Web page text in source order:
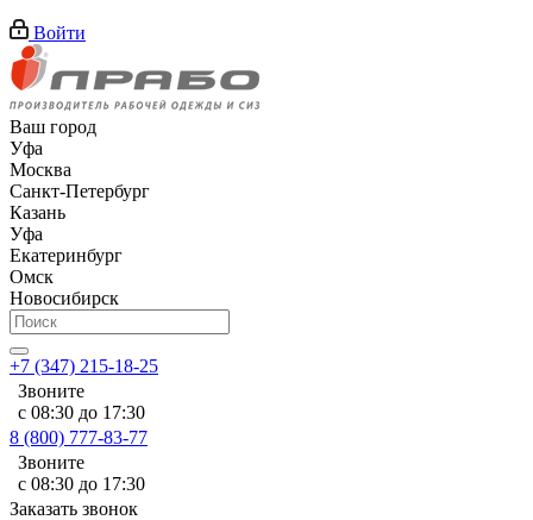
Войти
Ваш город
Уфа
Москва
Санкт-Петербург
Казань
Уфа
Екатеринбург
Омск
Новосибирск
+7 (347) 215-18-25
Звоните
с 08:30 до 17:30
8 (800) 777-83-77
Звоните
с 08:30 до 17:30
Заказать звонок